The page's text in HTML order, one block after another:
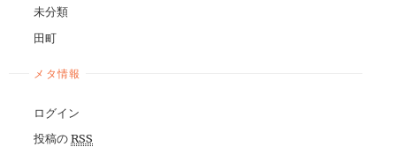
未分類
田町
メタ情報
ログイン
投稿のRSS